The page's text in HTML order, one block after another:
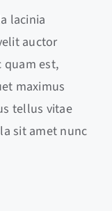
lacinia
auctor
quam est,
maximus
tellus vitae
sit amet nunc